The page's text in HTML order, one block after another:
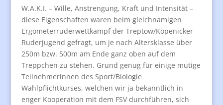
W.A.K.I. – Wille, Anstrengung, Kraft und Intensität –
diese Eigenschaften waren beim gleichnamigen
Ergometerruderwettkampf der Treptow/Köpenicker
Ruderjugend gefragt, um je nach Altersklasse über
250m bzw. 500m am Ende ganz oben auf dem
Treppchen zu stehen. Grund genug für einige mutige
Teilnehmerinnen des Sport/Biologie
Wahlpflichtkurses, welchen wir ja bekanntlich in
enger Kooperation mit dem FSV durchführen, sich